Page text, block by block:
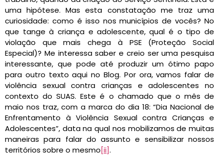
uma hipótese. Mas esta constatação me traz uma
curiosidade: como é isso nos municípios de vocês? No
que tange à criança e adolescente, qual é o tipo de
violação que mais chega à PSE (Proteção Social
Especial)? Me interessa saber e creio ser uma pesquisa
interessante, que pode até produzir um ótimo papo
para outro texto aqui no Blog. Por ora, vamos falar de
violência sexual contra crianças e adolescentes no
contexto do SUAS. Este é o chamado que o mês de
maio nos traz, com a marca do dia 18: “Dia Nacional de
Enfrentamento à Violência Sexual contra Crianças e
Adolescentes”, data na qual nos mobilizamos de muitas
maneiras para falar do assunto e sensibilizar nossos
territórios sobre o mesmo[ii].